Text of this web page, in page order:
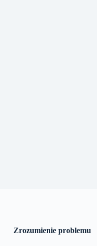
Zrozumienie problemu